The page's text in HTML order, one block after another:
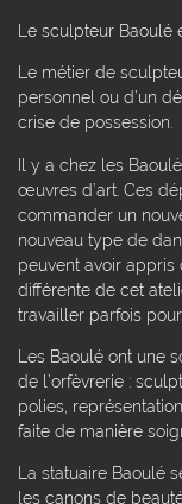
Le sculpteur Baoulé
Le métier de
personnel ou d’un
crise de possession.
Il y a chez les
œuvres d’art. Ces
commander un
nouveau type de
peuvent avoir
différente de cet
travailler parfois
Les Baoulé ont une
de l’orfèvrerie :
polies,
faite de manière
La statuaire Baoulé
les canons de